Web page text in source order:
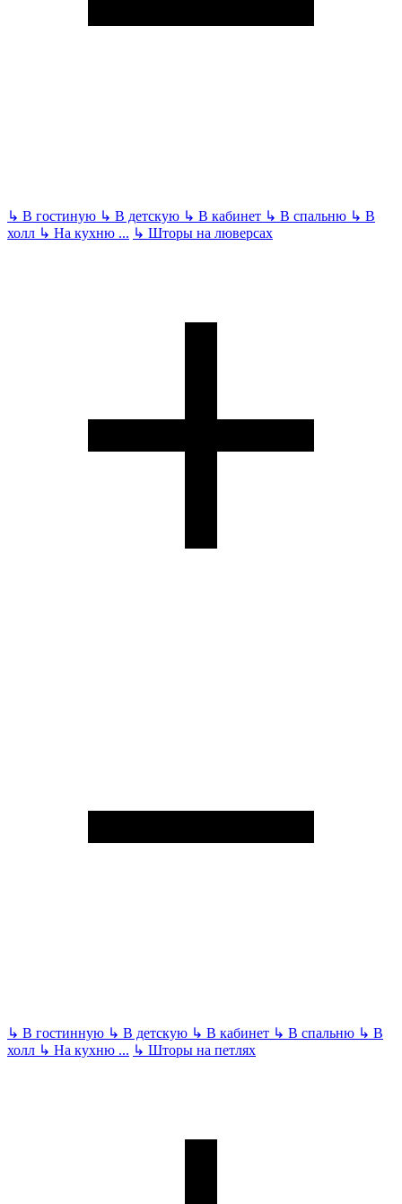
↳ В гостиную ↳ В детскую ↳ В кабинет ↳ В спальню ↳ В
холл ↳ На кухню ... ↳ Шторы на люверсах
↳ В гостинную ↳ В детскую ↳ В кабинет ↳ В спальню ↳ В
холл ↳ На кухню ... ↳ Шторы на петлях